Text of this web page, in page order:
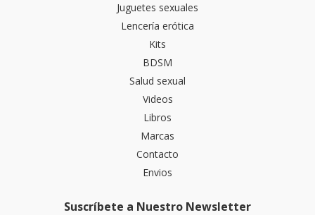
Juguetes sexuales
Lencería erótica
Kits
BDSM
Salud sexual
Videos
Libros
Marcas
Contacto
Envios
Suscríbete a Nuestro Newsletter